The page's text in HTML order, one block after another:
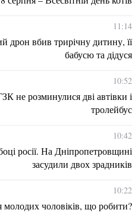
11:14
дрон вбив трирічну дитину, її
бабусю та дідуся
10:52
не розминулися дві автівки і
тролейбус
10:42
росії. На Дніпропетровщині
засудили двох зрадників
10:22
чоловіків, що робити?